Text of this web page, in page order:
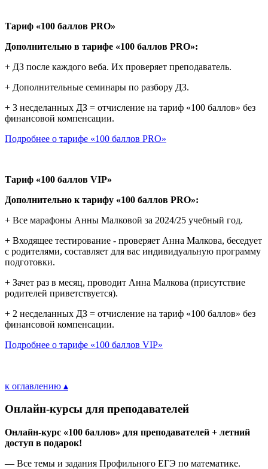
Тариф «100 баллов PRO»
Дополнительно в тарифе «100 баллов PRO»:
+ ДЗ после каждого веба. Их проверяет преподаватель.
+ Дополнительные семинары по разбору ДЗ.
+ 3 несделанных ДЗ = отчисление на тариф «100 баллов» без
финансовой компенсации.
Подробнее о тарифе «100 баллов PRO»
Тариф «100 баллов VIP»
Дополнительно к тарифу «100 баллов PRO»:
+ Все марафоны Анны Малковой за 2024/25 учебный год.
+ Входящее тестирование - проверяет Анна Малкова, беседует
с родителями, составляет для вас индивидуальную программу
подготовки.
+ Зачет раз в месяц, проводит Анна Малкова (присутствие
родителей приветствуется).
+ 2 несделанных ДЗ = отчисление на тариф «100 баллов» без
финансовой компенсации.
Подробнее о тарифе «100 баллов VIP»
к оглавлению ▴
Онлайн-курсы для преподавателей
Онлайн-курс «100 баллов» для преподавателей + летний
доступ в подарок!
— Все темы и задания Профильного ЕГЭ по математике.